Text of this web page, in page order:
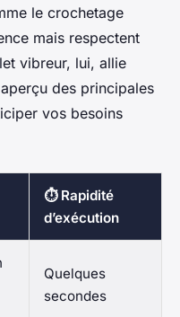
le crochetage
mais respectent
vibreur, lui, allie
des principales
vos besoins
⏱️ Rapidité
d’exécution
Quelques
secondes